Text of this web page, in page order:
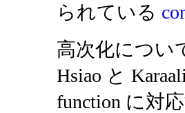
られている
高次化につい
Hsiao と
function に対